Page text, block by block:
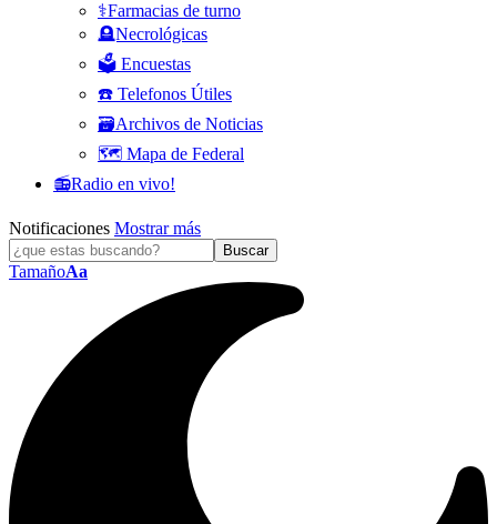
⚕️Farmacias de turno
🪦Necrológicas
🗳️ Encuestas
☎️ Telefonos Útiles
🗃️Archivos de Noticias
🗺️ Mapa de Federal
📻Radio en vivo!
Notificaciones Mostrar más
TamañoAa